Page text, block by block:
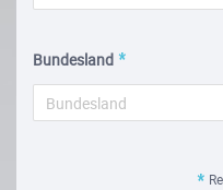
Bundesland